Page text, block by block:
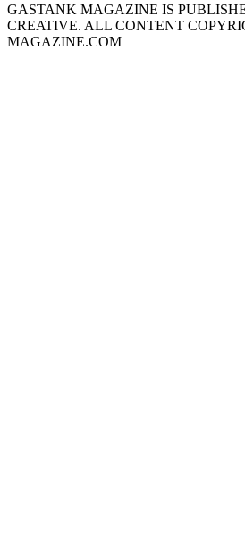
GASTANK MAGAZINE IS
CREATIVE. ALL CONTENT
MAGAZINE.COM